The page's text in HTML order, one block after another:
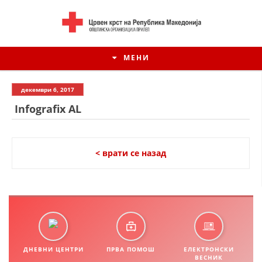
МЕНИ
ИСТОРИЈАТ НА ЦКРСМ
ИСТОРИЈАТ НА ДВИЖЕЊЕТО
декември 6, 2017
Infografix AL
< врати се назад
ДНЕВНИ ЦЕНТРИ ПРВА ПОМОШ
ЕЛЕКТРОНСКИ
ВЕСНИК